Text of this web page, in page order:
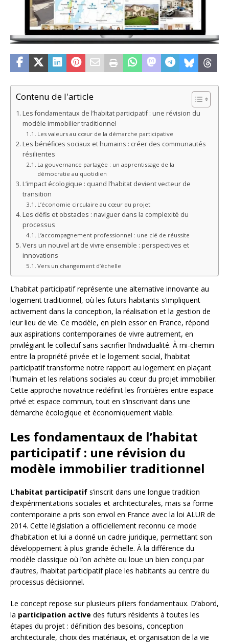
Contenu de l'article
Les fondamentaux de l’habitat participatif : une révision du
modèle immobilier traditionnel
Les valeurs au cœur de la démarche participative
Les bénéfices sociaux et humains : créer des communautés
résilientes
La gouvernance partagée : un apprentissage de la
démocratie au quotidien
L’impact écologique : quand l’habitat devient vecteur de
transition
L’économie circulaire au cœur du projet
Les défis et obstacles : naviguer dans la complexité du
processus
L’accompagnement professionnel : une clé de réussite
Vers un nouvel art de vivre ensemble : perspectives et
innovations
Vers un changement d’échelle
L’habitat participatif représente une alternative innovante au
logement traditionnel, où les futurs habitants s’impliquent
activement dans la conception, la réalisation et la gestion de
leur lieu de vie. Ce modèle, en plein essor en France, répond
aux aspirations contemporaines de vivre autrement, en
privilégiant le collectif sans sacrifier l’individualité. À mi-chemin
entre la propriété privée et le logement social, l’habitat
participatif transforme notre rapport au logement en plaçant
l’humain et les relations sociales au cœur du projet immobilier.
Cette approche novatrice redéfinit les frontières entre espace
privé et espace commun, tout en s’inscrivant dans une
démarche écologique et économiquement viable.
Les fondamentaux de l’habitat
participatif : une révision du
modèle immobilier traditionnel
L’habitat participatif s’inscrit dans une longue tradition
d’expérimentations sociales et architecturales, mais sa forme
contemporaine a pris son envol en France avec la loi ALUR de
2014. Cette législation a officiellement reconnu ce mode
d’habitation et lui a donné un cadre juridique, permettant son
développement à plus grande échelle. À la différence du
modèle classique où l’on achète ou loue un bien conçu par
d’autres, l’habitat participatif place les habitants au centre du
processus décisionnel.
Le concept repose sur plusieurs piliers fondamentaux. D’abord,
la participation active des futurs résidents à toutes les
étapes du projet : définition des besoins, conception
architecturale, choix des matériaux, et organisation de la vie